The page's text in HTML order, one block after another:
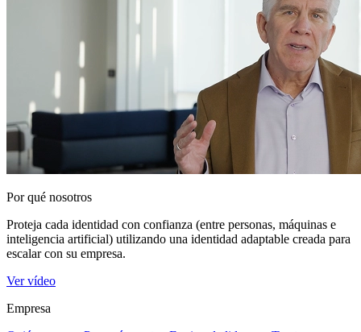
Por qué nosotros
Proteja cada identidad con confianza (entre personas, máquinas e
inteligencia artificial) utilizando una identidad adaptable creada para
escalar con su empresa.
Ver vídeo
Empresa